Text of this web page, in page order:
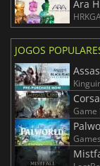
Ara
JOGOS
Game